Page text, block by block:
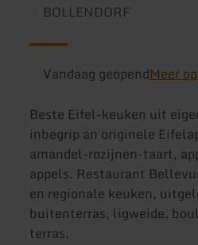
BOLLENDORF
Vandaag geopendMeer
Beste Eifel-keuken uit
inbegrip an originele
amandel-rozijnen-taart,
appels. Restaurant
en regionale keuken,
buitenterras, ligweide,
terras.